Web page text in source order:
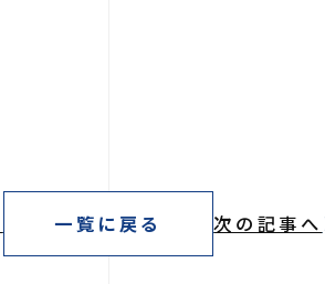
一覧に戻る 次の記事へ